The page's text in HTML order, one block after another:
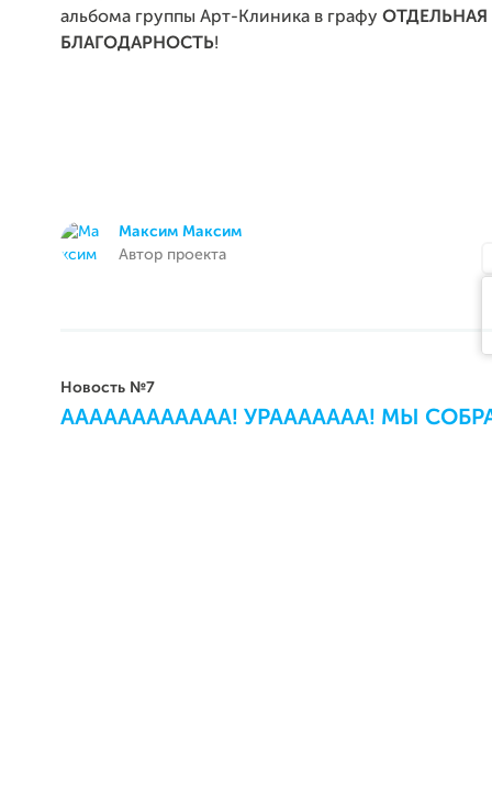
альбома группы Арт-Клиника в графу ОТДЕЛЬНАЯ
БЛАГОДАРНОСТЬ!
Максим Максим
Автор проекта
Новость №7
АААААААААААА! УРААААААА! МЫ